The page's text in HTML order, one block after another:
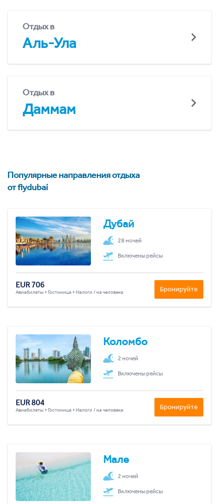
Отдых в
Аль-Ула
Отдых в
Даммам
Популярные направления отдыха
от flydubai
Дубай
28 ночей
Включены рейсы
EUR 706
Авиабилеты + Гостиница + Налоги / на человека Бронируйте
Коломбо
2 ночей
Включены рейсы
EUR 804
Авиабилеты + Гостиница + Налоги / на человека Бронируйте
Мале
2 ночей
Включены рейсы